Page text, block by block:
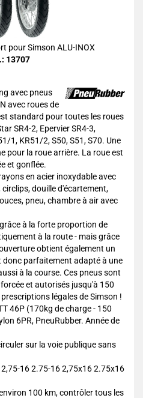
pour Simson ALU-INOX
13707
avec pneus
avec roues de
standard pour toutes les roues
SR4-2, Epervier SR4-3,
1, KR51/2, S50, S51, S70. Une
pour la roue arrière. La roue est
et gonflée.
en acier inoxydable avec
douille d'écartement,
pneu, chambre à air avec
à la forte proportion de
à la route - mais grâce
obtient également un
donc parfaitement adapté à une
à la course. Ces pneus sont
et autorisés jusqu'à 150
légales de Simson !
46P (170kg de charge - 150
6PR, PneuRubber. Année de
sur la voie publique sans
16 2.75-16 2,75x16 2.75x16
100 km, contrôler tous les